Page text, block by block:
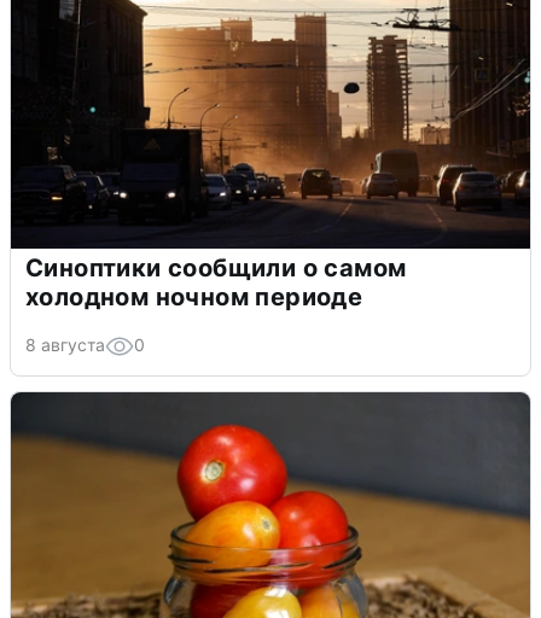
Синоптики сообщили о самом
холодном ночном периоде
8 августа 0